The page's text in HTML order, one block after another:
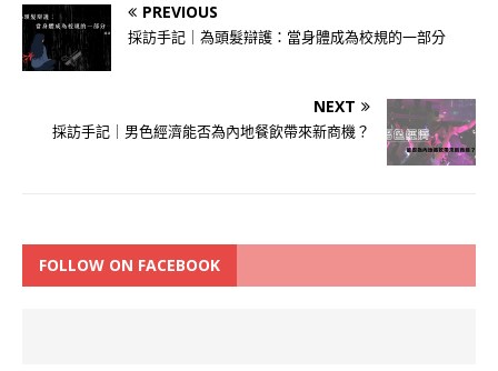
PREVIOUS
採訪手記｜為頭髮辯護：當身體成為校規的一部分
NEXT
採訪手記｜男色經濟能否為內地餐飲帶來新商機？
FOLLOW ON FACEBOOK